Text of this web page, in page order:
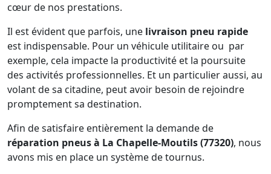
cœur de nos prestations.
Il est évident que parfois, une livraison pneu rapide
est indispensable. Pour un véhicule utilitaire ou par
exemple, cela impacte la productivité et la poursuite
des activités professionnelles. Et un particulier aussi, au
volant de sa citadine, peut avoir besoin de rejoindre
promptement sa destination.
Afin de satisfaire entièrement la demande de
réparation pneus à La Chapelle-Moutils (77320), nous
avons mis en place un système de tournus.